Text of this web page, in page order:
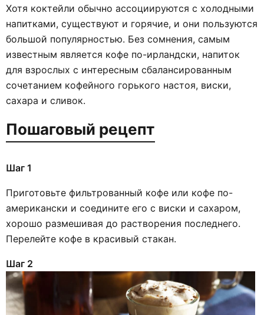
Хотя коктейли обычно ассоциируются с холодными
напитками, существуют и горячие, и они пользуются
большой популярностью. Без сомнения, самым
известным является кофе по-ирландски, напиток
для взрослых с интересным сбалансированным
сочетанием кофейного горького настоя, виски,
сахара и сливок.
Пошаговый рецепт
Шаг 1
Приготовьте фильтрованный кофе или кофе по-
американски и соедините его с виски и сахаром,
хорошо размешивая до растворения последнего.
Перелейте кофе в красивый стакан.
Шаг 2